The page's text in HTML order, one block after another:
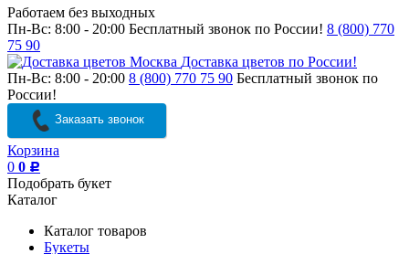
Работаем без выходных
Пн-Вс: 8:00 - 20:00 Бесплатный звонок по России! 8 (800) 770
75 90
Доставка цветов по России!
Пн-Вс: 8:00 - 20:00 8 (800) 770 75 90 Бесплатный звонок по
России!
Заказать звонок
Корзина
0 0 Р
Подобрать букет
Каталог
Каталог товаров
Букеты